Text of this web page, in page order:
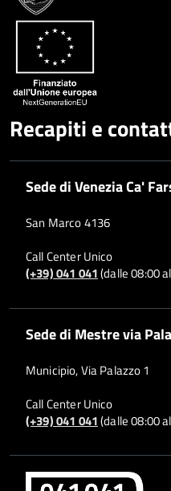
Recapiti e
Sede di Venezia Ca'
San Marco 4136
Call Center Unico
(+39) 041 041(dalle 08:00
Sede di Mestre via
Municipio, Via Palazzo 1
Call Center Unico
(+39) 041 041(dalle 08:00